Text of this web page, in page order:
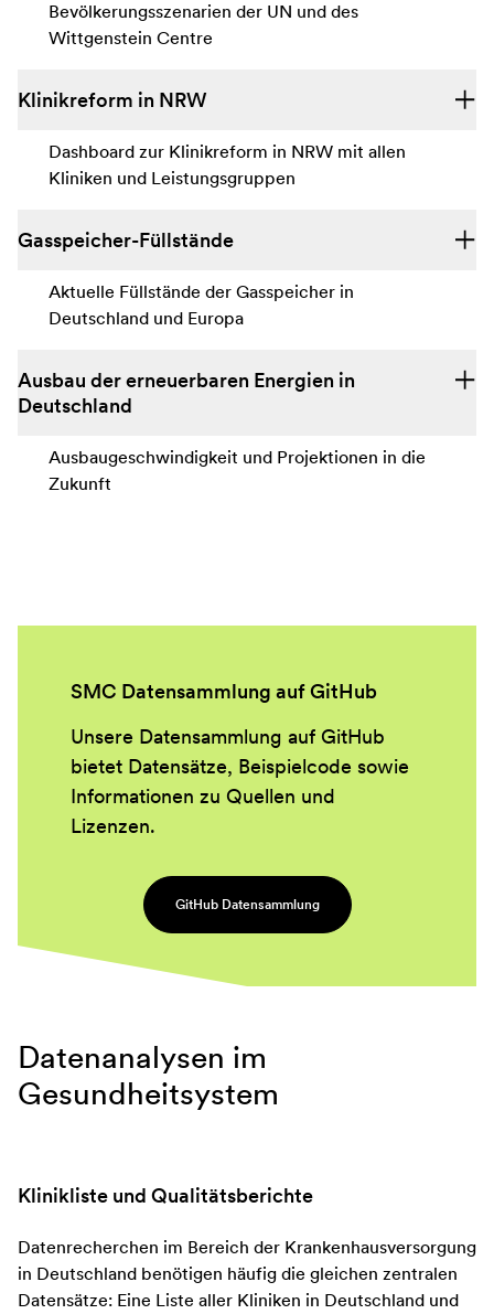
Bevölkerungsszenarien der UN und des
Wittgenstein Centre
Klinikreform in NRW
Dashboard zur Klinikreform in NRW mit allen
Kliniken und Leistungsgruppen
Gasspeicher-Füllstände
Aktuelle Füllstände der Gasspeicher in
Deutschland und Europa
Ausbau der erneuerbaren Energien in
Deutschland
Ausbaugeschwindigkeit und Projektionen in die
Zukunft
SMC Datensammlung auf GitHub
Unsere Datensammlung auf GitHub
bietet Datensätze, Beispielcode sowie
Informationen zu Quellen und
Lizenzen.
GitHub Datensammlung
Datenanalysen im
Gesundheitsystem
Klinikliste und Qualitätsberichte
Datenrecherchen im Bereich der Krankenhausversorgung
in Deutschland benötigen häufig die gleichen zentralen
Datensätze: Eine Liste aller Kliniken in Deutschland und